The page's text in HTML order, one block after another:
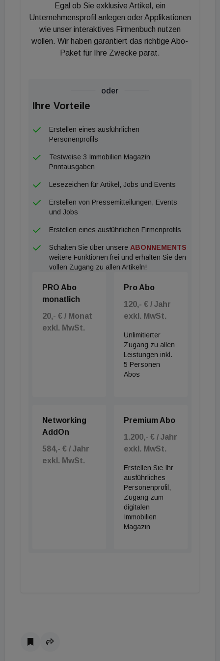
Tagesgeschäft."
Egal ob Sie exklusive Artikel, ein
Unternehmensprofil anlegen oder Applikationen
wie unser interaktives Firmenbuch nutzen
wollen. Wir haben garantiert das richtige Abo-
Paket für Ihre Zwecke parat.
oder
Ihre Vorteile
Erstellen eines ausführlichen
Personenprofils
Testweise 3 Immobilien Magazin
Printausgaben
Lesezeichen für Artikel, Jobs und Events
Erstellen von Pressemitteilungen, Events
und Jobs
Erstellen eines ausführlichen Firmenprofils
Schalten Sie über unsere ABONNEMENTS
weitere Funktionen frei und erhalten Sie den
vollen Zugang zu allen Artikeln!
PRO Abo
monatlich
20,- € / Monat
exkl. MwSt.
Pro Abo
120,- € / Jahr
exkl. MwSt.
Unlimitierter
Zugang zu allen
Leistungen inkl.
5 Personen
Abos
Networking
AddOn
584,- € / Jahr
exkl. MwSt.
Premium Abo
1.200,- € / Jahr
exkl. MwSt.
Erstellen Sie Ihr
ausführliches
Personenprofil,
Zugang zum
digitalen
Immobilien
Magazin